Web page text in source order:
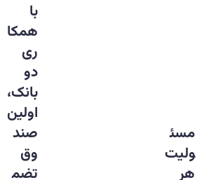
مسئ
ولیت
هر
با
همکا
ری
دو
بانک،
اولین
صند
وق
تضم